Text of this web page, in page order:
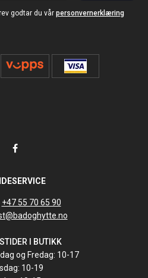
godtar du vår personvernerklæring
+47 55 70 65 90
I BUTIKK
og Fredag: 10-17
10-19